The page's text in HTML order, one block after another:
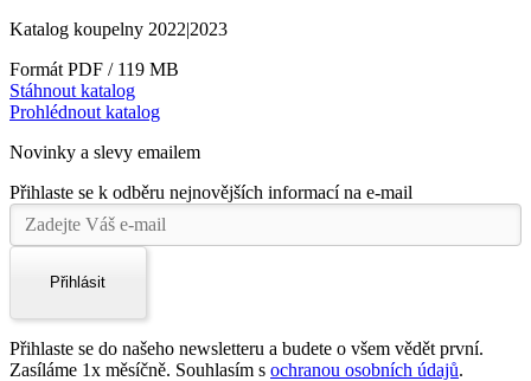
Katalog koupelny 2022|2023
Formát PDF / 119 MB
Stáhnout katalog
Prohlédnout katalog
Novinky a slevy emailem
Přihlaste se k odběru nejnovějších informací na e-mail
Přihlásit
Přihlaste se do našeho newsletteru a budete o všem vědět první.
Zasíláme 1x měsíčně. Souhlasím s ochranou osobních údajů.